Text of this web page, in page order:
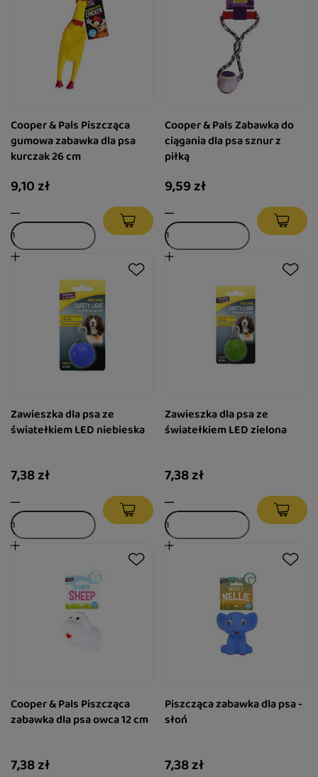
Cooper & Pals Piszcząca
gumowa zabawka dla psa
kurczak 26 cm
9,10 zł
Cooper & Pals Zabawka do
ciągania dla psa sznur z
piłką
9,59 zł
Zawieszka dla psa ze
światełkiem LED niebieska
7,38 zł
Zawieszka dla psa ze
światełkiem LED zielona
7,38 zł
Cooper & Pals Piszcząca
zabawka dla psa owca 12 cm
7,38 zł
Piszcząca zabawka dla psa -
słoń
7,38 zł